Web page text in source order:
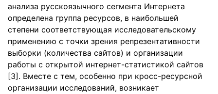
анализа русскоязычного сегмента Интернета
определена группа ресурсов, в наибольшей
степени соответствующая исследовательскому
применению с точки зрения репрезентативности
выборки (количества сайтов) и организации
работы с открытой интернет-статистикой сайтов
[3]. Вместе с тем, особенно при кросс-ресурсной
организации исследований, возникает